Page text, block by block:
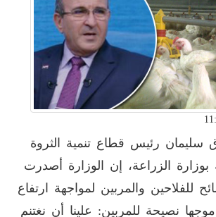
سليمان رئيس قطاع تنمية الثروة
بوزارة الزراعة، إن الوزارة أصدرت
للفلاحين والمربين لمواجهة ارتفاع
نصيحة للمربين: علينا أن نغتنم